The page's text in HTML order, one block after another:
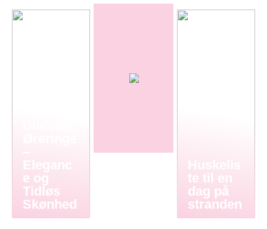
Eleganc
e og
Tidløs
Skønhed
Huskelis
te til en
dag på
stranden